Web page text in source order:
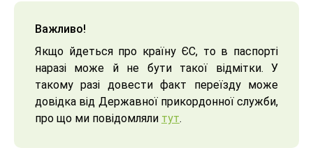
Важливо!
Якщо йдеться про країну ЄС, то в паспорті
наразі може й не бути такої відмітки. У
такому разі довести факт переїзду може
довідка від Державної прикордонної служби,
про що ми повідомляли тут.